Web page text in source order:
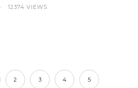
12374 VIEWS
2 3 4 5